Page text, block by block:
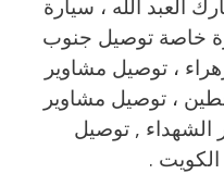
العبد الله ، سيارة
خاصة توصيل جنوب
، توصيل مشاوير
، توصيل مشاوير
الشهداء , توصيل
.